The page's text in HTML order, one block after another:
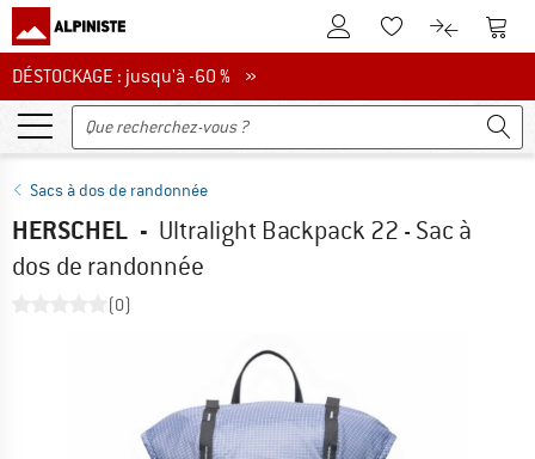
Vers le compte client
Vers la liste
Vers le
DÉSTOCKAGE : jusqu'à -60 %
DÉSTOCKAGE : jusqu'à -60 % »
Sacs à dos de randonnée
HERSCHEL - Ultralight Backpack 22 - Sac à
dos de randonnée
(0)